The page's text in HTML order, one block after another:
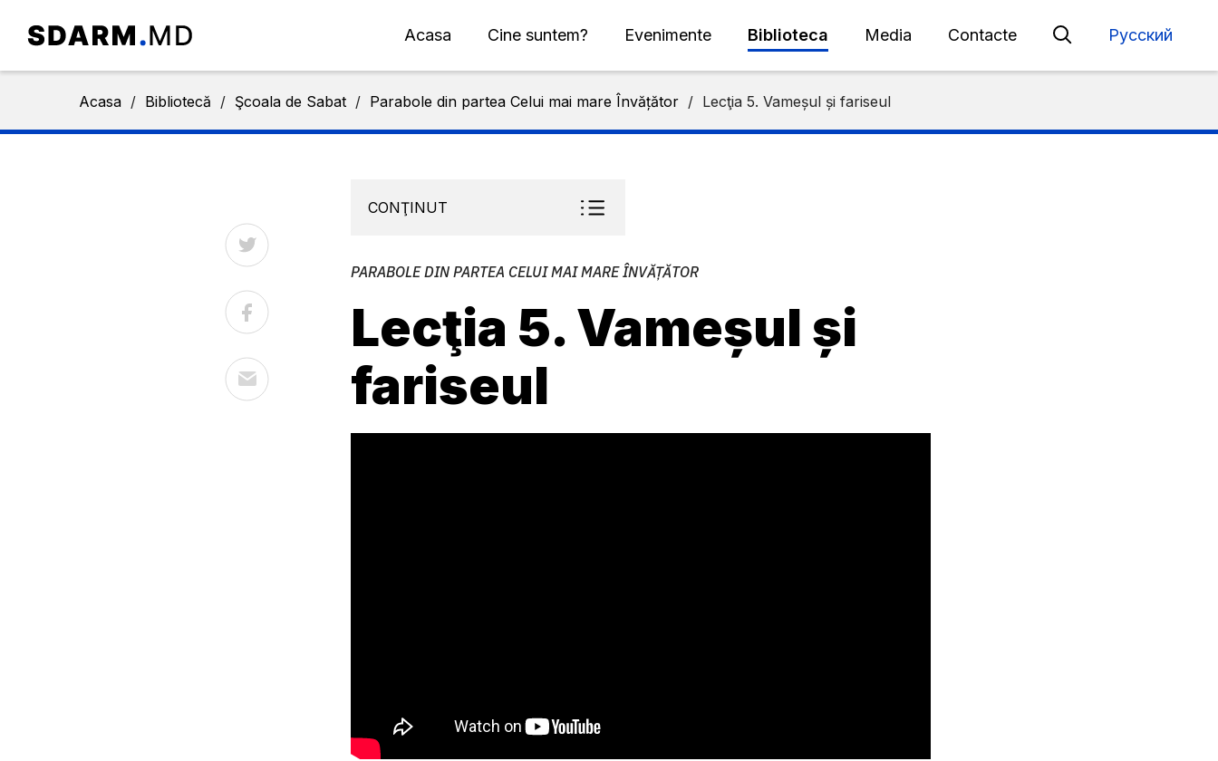
Acasa Cine suntem? Evenimente Biblioteca Media Contacte Русский
Acasa / Bibliotecă / Şcoala de Sabat / Parabole din partea Celui mai mare Învățător / Lecţia 5. Vameșul și fariseul
CONŢINUT
PARABOLE DIN PARTEA CELUI MAI MARE ÎNVĂȚĂTOR
Lecţia 5. Vameșul și
fariseul